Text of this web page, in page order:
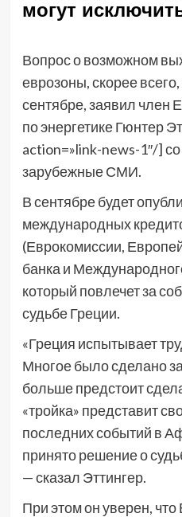
могут
Вопрос о возможном
еврозоны, скорее
сентябре, заявил член
по энергетике Гюнтер
action=»link-news-1″/]
зарубежные СМИ.
В сентябре будет
международных
(Еврокомиссии,
банка и
который повлечет за
судьбе Греции.
«Греция испытывает
Многое было сделано
больше предстоит
«тройка» представит
последних событий в
принято решение о
— сказал Эттингер.
При этом он уверен,